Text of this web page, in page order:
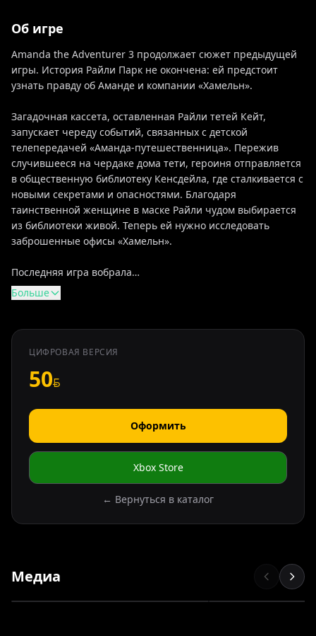
Об игре
Amanda the Adventurer 3 продолжает сюжет предыдущей
игры. История Райли Парк не окончена: ей предстоит
узнать правду об Аманде и компании «Хамельн».
Загадочная кассета, оставленная Райли тетей Кейт,
запускает череду событий, связанных с детской
телепередачей «Аманда-путешественница». Пережив
случившееся на чердаке дома тети, героиня отправляется
в общественную библиотеку Кенсдейла, где сталкивается с
новыми секретами и опасностями. Благодаря
таинственной женщине в маске Райли чудом выбирается
из библиотеки живой. Теперь ей нужно исследовать
заброшенные офисы «Хамельн».
Последняя игра вобрала…
Больше
ЦИФРОВАЯ ВЕРСИЯ
50
Оформить
Xbox Store
← Вернуться в каталог
Медиа